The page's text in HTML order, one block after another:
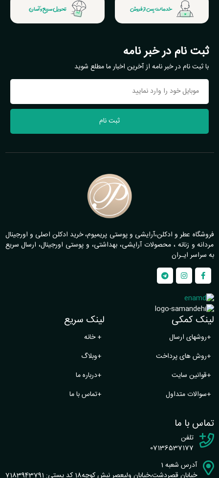
خدمات پس از فروش تحویل سریع و آسان
ثبت نام در خبر نامه
با ثبت نام در خبر نامه از آخرین اخبار ما مطلع شوید
ثبت نام
فروشگاه عطر و ادکلن،آرایشی و پوستی پریمیوم، خرید ادکلن اصلی و اورجینال
مردانه و زنانه ، محصولات آرایشی، بهداشتی، و پوستی اورجینال، ارسال سریع
به سراسر ایـران
لینک کمکی
+روشهای ارسال
+روش های پرداخت
+قوانین سایت
+سوالات متداول
لینک سریع
+خانه
+وبلاگ
+درباره ما
+تماس با ما
تماس با ما
تلفن
07136537177
آدرس شعبه 1
خیابان قصردشت،خیابان ولیعصر نبش کوچه18 کد پستی: 7183943791